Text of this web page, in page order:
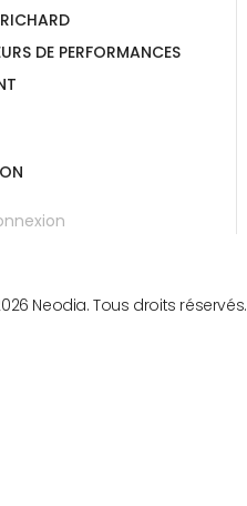
DE PERFORMANCES
Neodia. Tous droits réservés.